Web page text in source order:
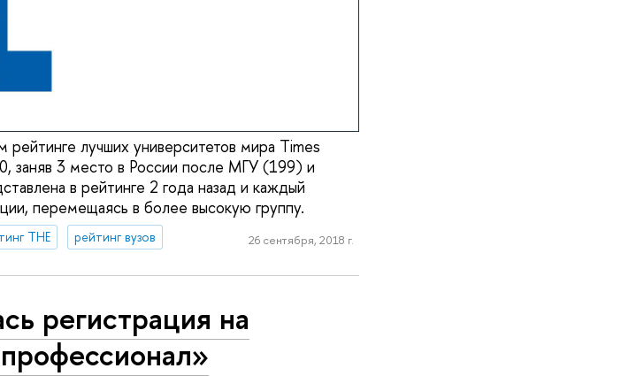
лучших университетов мира Тimes
заняв 3 место в России после МГУ (199) и
в рейтинге 2 года назад и каждый
перемещаясь в более высокую группу.
THE рейтинг вузов 26 сентября, 2018 г.
регистрация на